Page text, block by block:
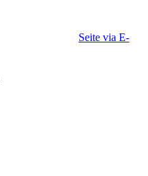
Seite via E-